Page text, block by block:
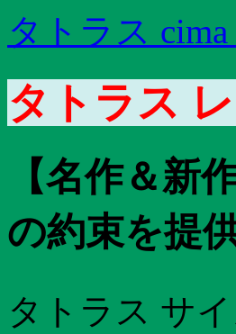
タトラス cima
タトラス
【名作＆新
の約束を提
タトラス サ